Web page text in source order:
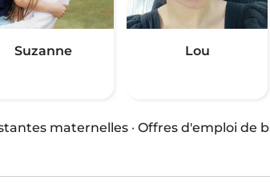
Suzanne Lou
maternelles · Offres d'emploi de